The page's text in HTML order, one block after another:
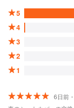
5
4
3
2
1
6日前